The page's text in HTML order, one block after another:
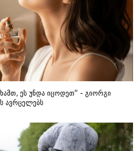
ეს უნდა იცოდეთ“ - გიორგი
ავრცელებს